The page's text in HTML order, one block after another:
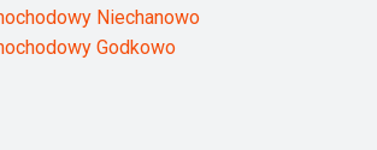
Niechanowo
Godkowo